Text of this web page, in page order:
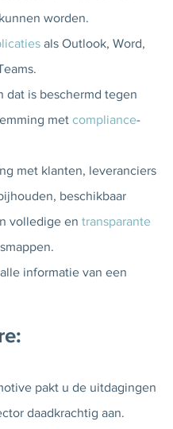
worden.
als Outlook, Word,
dat is beschermd tegen
met compliance-
met klanten, leveranciers
beschikbaar
volledige en transparante
informatie van een
pakt u de uitdagingen
daadkrachtig aan.